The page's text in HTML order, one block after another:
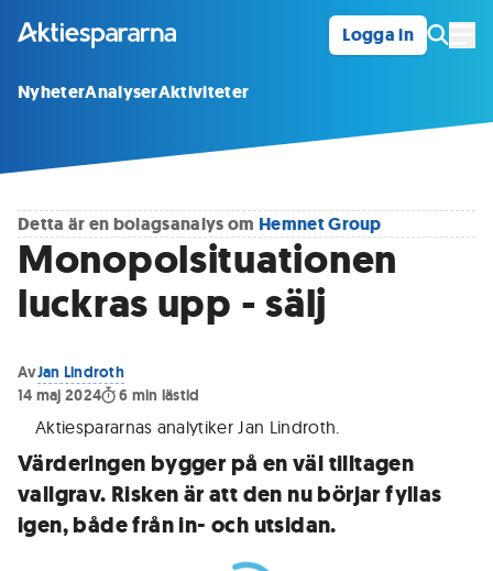
Logga in
NyheterAnalyserAktiviteter
Detta är en bolagsanalys om Hemnet Group
Monopolsituationen
luckras upp - sälj
AvJan Lindroth
14 maj 2024
6 min lästid
Aktiespararnas analytiker Jan Lindroth.
Värderingen bygger på en väl tilltagen
vallgrav. Risken är att den nu börjar fyllas
igen, både från in- och utsidan.